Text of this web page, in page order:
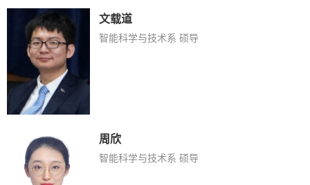
文载道
智能科学与技术系 硕导
周欣
智能科学与技术系 硕导